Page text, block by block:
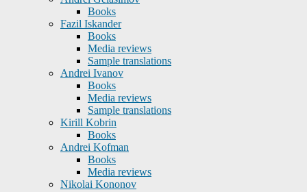
Books
Fazil Iskander
Books
Media reviews
Sample translations
Andrei Ivanov
Books
Media reviews
Sample translations
Kirill Kobrin
Books
Andrei Kofman
Books
Media reviews
Nikolai Kononov